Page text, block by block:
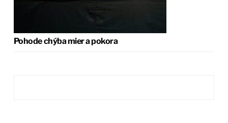
Pohode chýba mier a pokora